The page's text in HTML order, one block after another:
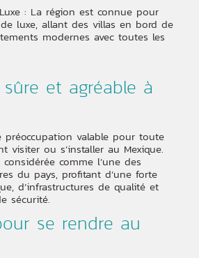
: La région est connue pour
luxe, allant des villas en bord de
modernes avec toutes les
et agréable à
préoccupation valable pour toute
visiter ou s’installer au Mexique.
comme l’une des
du pays, profitant d’une forte
d’infrastructures de qualité et
sécurité.
se rendre au